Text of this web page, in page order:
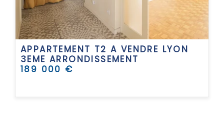
APPARTEMENT T2 A VENDRE LYON
3EME ARRONDISSEMENT
189 000 €